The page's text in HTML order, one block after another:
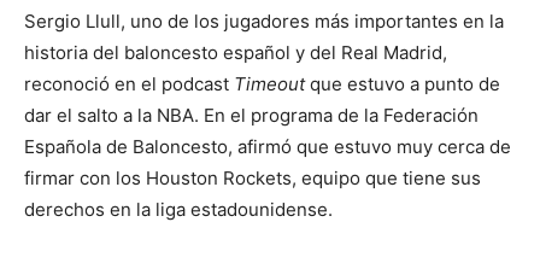
Sergio Llull, uno de los jugadores más importantes en la
historia del baloncesto español y del Real Madrid,
reconoció en el podcast Timeoutque estuvo a punto de
dar el salto a la NBA. En el programa de la Federación
Española de Baloncesto, afirmó que estuvo muy cerca de
firmar con los Houston Rockets, equipo que tiene sus
derechos en la liga estadounidense.